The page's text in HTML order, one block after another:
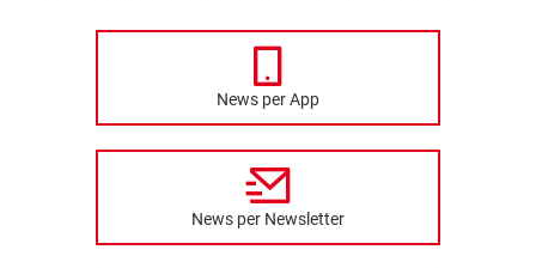
News per App
News per Newsletter